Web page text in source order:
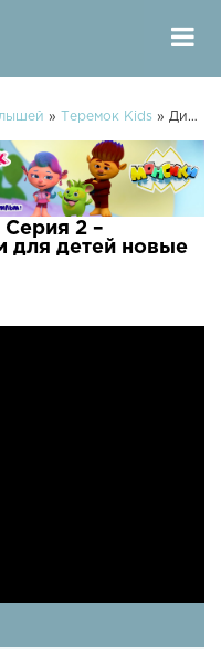
» Теремок Kids » ДиноСити ? – Астероид – Серия 2 – Комедийный мультфильм для детей
Серия 2 –
для детей новые